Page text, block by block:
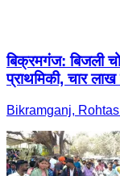
बिक्रमगंज: बिजली
प्राथमिकी, चार
Bikramganj,